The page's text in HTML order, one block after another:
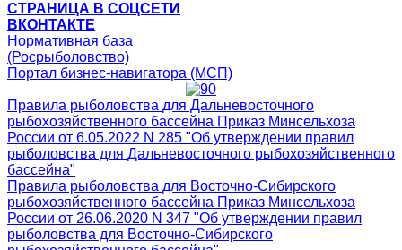
СТРАНИЦА В СОЦСЕТИ
ВКОНТАКТЕ
Нормативная база
(Росрыболовство)
Портал бизнес-навигатора (МСП)
Правила рыболовства для Дальневосточного
рыбохозяйственного бассейна Приказ Минсельхоза
России от 6.05.2022 N 285 "Об утверждении правил
рыболовства для Дальневосточного рыбохозяйственного
бассейна"
Правила рыболовства для Восточно-Сибирского
рыбохозяйственного бассейна Приказ Минсельхоза
России от 26.06.2020 N 347 "Об утверждении правил
рыболовства для Восточно-Сибирского